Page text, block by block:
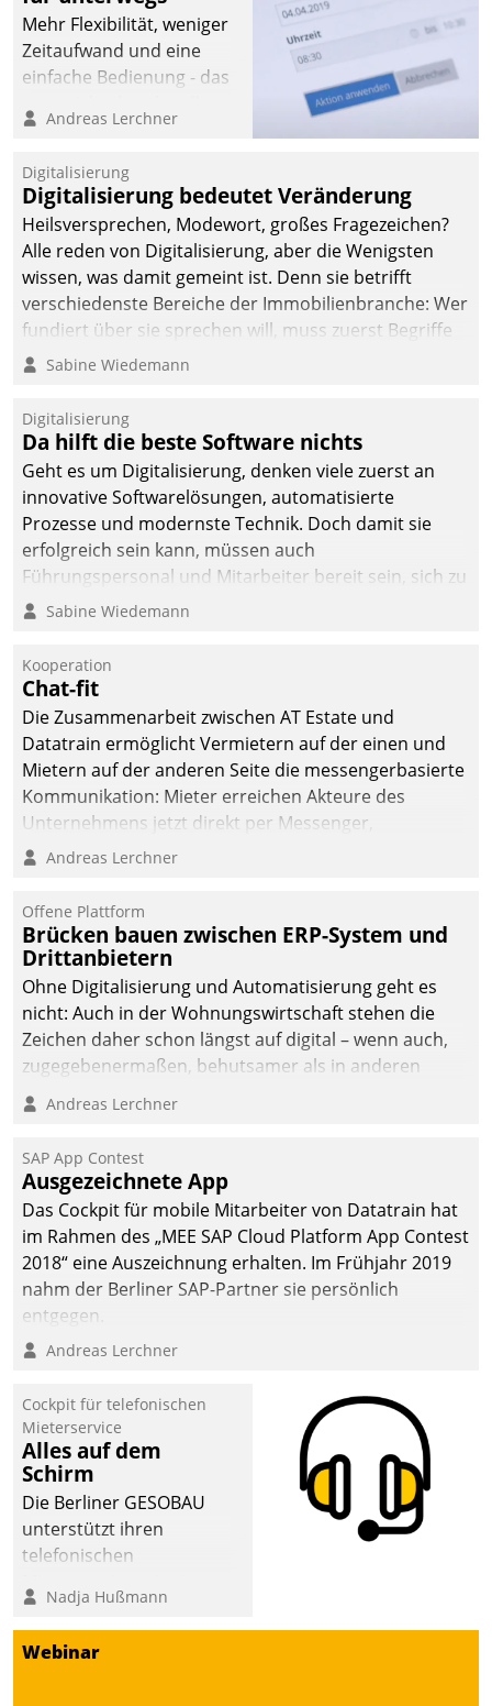
Mehr Flexibilität, weniger
Zeitaufwand und eine
einfache Bedienung - das
Cockpit für mobile
Datatrain. Die meravis
Wohnungsbau- und
Immobilien GmbH hat
sich dabei für den Betrieb
der Lösung über die SAP
Cloud Platform
entschieden - als erstes
Unternehmen am
Andreas Lerchner
Digitalisierung
Digitalisierung bedeutet Veränderung
Heilsversprechen, Modewort, großes Fragezeichen?
Alle reden von Digitalisierung, aber die Wenigsten
wissen, was damit gemeint ist. Denn sie betrifft
verschiedenste Bereiche der Immobilienbranche: Wer
fundiert über sie sprechen will, muss zuerst Begriffe
klären. Ein Aspekt ist die betriebliche Optimierung:
Einsparungen durch optimierte und automatisierte
Prozesse. Doch man darf nicht zu viel erwarten: Allein
mit der Einführung einer neuen Software ist es nicht
getan. Die Digitalisierung erfordert von Unternehmen
die Bereitschaft, sich zu überprüfen, zu hinterfragen
und zu verändern.
Sabine Wiedemann
Digitalisierung
Da hilft die beste Software nichts
Geht es um Digitalisierung, denken viele zuerst an
innovative Softwarelösungen, automatisierte
Prozesse und modernste Technik. Doch damit sie
erfolgreich sein kann, müssen auch
Führungspersonal und Mitarbeiter bereit sein, sich zu
verändern und anzupassen, sonst werden sie an ihr
Sabine Wiedemann
Kooperation
Chat-fit
Die Zusammenarbeit zwischen AT Estate und
Datatrain ermöglicht Vermietern auf der einen und
Mietern auf der anderen Seite die messengerbasierte
Kommunikation: Mieter erreichen Akteure des
Unternehmens jetzt direkt per Messenger,
Mitarbeiter oder Dienstleister empfangen oder
Andreas Lerchner
Offene Plattform
Brücken bauen zwischen ERP-System und
Drittanbietern
Ohne Digitalisierung und Automatisierung geht es
nicht: Auch in der Wohnungswirtschaft stehen die
Zeichen daher schon längst auf digital – wenn auch,
zugegebenermaßen, behutsamer als in anderen
Branchen.
Andreas Lerchner
SAP App Contest
Ausgezeichnete App
Das Cockpit für mobile Mitarbeiter von Datatrain hat
im Rahmen des „MEE SAP Cloud Platform App Contest
2018“ eine Auszeichnung erhalten. Im Frühjahr 2019
nahm der Berliner SAP-Partner sie persönlich
entgegen.
Andreas Lerchner
Cockpit für telefonischen
Mieterservice
Alles auf dem
Schirm
Die Berliner GESOBAU
unterstützt ihren
telefonischen
digitalen Cockpit, das
situationsbezogen
passende Fragen und
Nadja Hußmann
Webinar